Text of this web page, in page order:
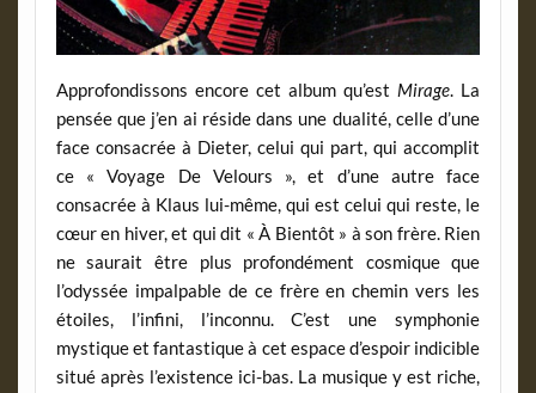
Approfondissons encore cet album qu’est Mirage. La
pensée que j’en ai réside dans une dualité, celle d’une
face consacrée à Dieter, celui qui part, qui accomplit
ce « Voyage De Velours », et d’une autre face
consacrée à Klaus lui-même, qui est celui qui reste, le
cœur en hiver, et qui dit « À Bientôt » à son frère. Rien
ne saurait être plus profondément cosmique que
l’odyssée impalpable de ce frère en chemin vers les
étoiles, l’infini, l’inconnu. C’est une symphonie
mystique et fantastique à cet espace d’espoir indicible
situé après l’existence ici-bas. La musique y est riche,